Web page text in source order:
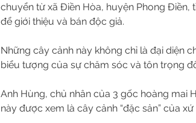
chuyển từ xã Điền Hòa, huyện Phong Điền,
để giới thiệu và bán độc giả.
Những cây cảnh này không chỉ là đại diện
biểu tượng của sự chăm sóc và tôn trọng
Anh Hùng, chủ nhân của 3 gốc hoàng mai
này được xem là cây cảnh “đặc sản” của